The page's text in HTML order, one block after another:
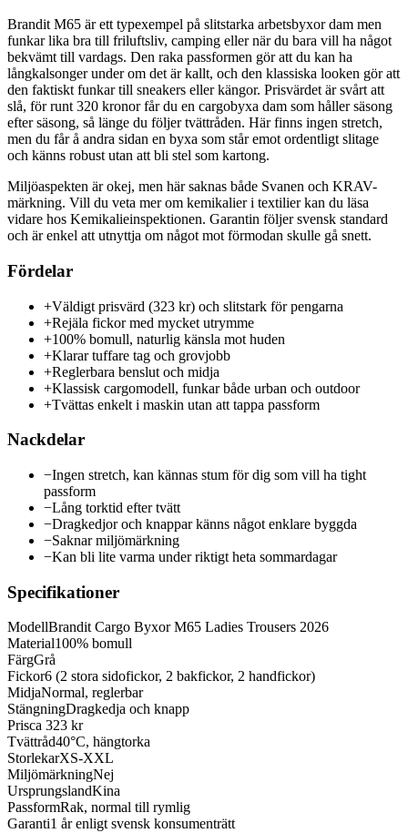
Brandit M65 är ett typexempel på slitstarka arbetsbyxor dam men
funkar lika bra till friluftsliv, camping eller när du bara vill ha något
bekvämt till vardags. Den raka passformen gör att du kan ha
långkalsonger under om det är kallt, och den klassiska looken gör att
den faktiskt funkar till sneakers eller kängor. Prisvärdet är svårt att
slå, för runt 320 kronor får du en cargobyxa dam som håller säsong
efter säsong, så länge du följer tvättråden. Här finns ingen stretch,
men du får å andra sidan en byxa som står emot ordentligt slitage
och känns robust utan att bli stel som kartong.
Miljöaspekten är okej, men här saknas både Svanen och KRAV-
märkning. Vill du veta mer om kemikalier i textilier kan du läsa
vidare hos Kemikalieinspektionen. Garantin följer svensk standard
och är enkel att utnyttja om något mot förmodan skulle gå snett.
Fördelar
+Väldigt prisvärd (323 kr) och slitstark för pengarna
+Rejäla fickor med mycket utrymme
+100% bomull, naturlig känsla mot huden
+Klarar tuffare tag och grovjobb
+Reglerbara benslut och midja
+Klassisk cargomodell, funkar både urban och outdoor
+Tvättas enkelt i maskin utan att tappa passform
Nackdelar
−Ingen stretch, kan kännas stum för dig som vill ha tight
passform
−Lång torktid efter tvätt
−Dragkedjor och knappar känns något enklare byggda
−Saknar miljömärkning
−Kan bli lite varma under riktigt heta sommardagar
Specifikationer
ModellBrandit Cargo Byxor M65 Ladies Trousers 2026
Material100% bomull
FärgGrå
Fickor6 (2 stora sidofickor, 2 bakfickor, 2 handfickor)
MidjaNormal, reglerbar
StängningDragkedja och knapp
Prisca 323 kr
Tvättråd40°C, hängtorka
StorlekarXS-XXL
MiljömärkningNej
UrsprungslandKina
PassformRak, normal till rymlig
Garanti1 år enligt svensk konsumenträtt